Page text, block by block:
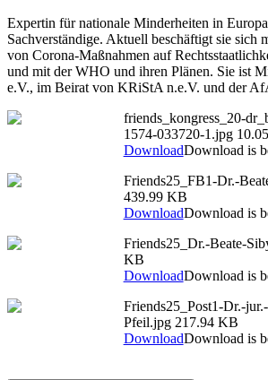
Expertin für nationale Minderheiten in
Sachverständige. Aktuell beschäftigt sie sich
von Corona-Maßnahmen auf
und mit der WHO und ihren Plänen. Sie ist
e.V., im Beirat von KRiStA n.e.V. und der
friends_kongress_20-
1574-033720-1.jpg
DownloadDownload is
Friends25_FB1-Dr.-
439.99 KB
DownloadDownload is
Friends25_Dr.-Beate-
KB
DownloadDownload is
Friends25_Post1-Dr.-
Pfeil.jpg 217.94 KB
DownloadDownload is